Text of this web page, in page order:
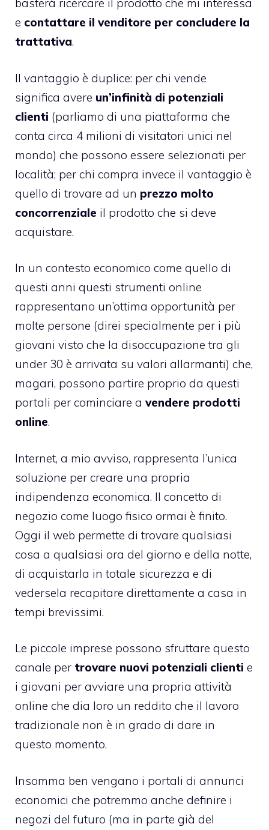
basterà ricercare il prodotto che mi interessa
e contattare il venditore per concludere la
trattativa.
Il vantaggio è duplice: per chi vende
significa avere un’infinità di potenziali
clienti (parliamo di una piattaforma che
conta circa 4 milioni di visitatori unici nel
mondo) che possono essere selezionati per
località; per chi compra invece il vantaggio è
quello di trovare ad un prezzo molto
concorrenziale il prodotto che si deve
acquistare.
In un contesto economico come quello di
questi anni questi strumenti online
rappresentano un’ottima opportunità per
molte persone (direi specialmente per i più
giovani visto che la disoccupazione tra gli
under 30 è arrivata su valori allarmanti) che,
magari, possono partire proprio da questi
portali per cominciare a vendere prodotti
online.
Internet, a mio avviso, rappresenta l’unica
soluzione per creare una propria
indipendenza economica. Il concetto di
negozio come luogo fisico ormai è finito.
Oggi il web permette di trovare qualsiasi
cosa a qualsiasi ora del giorno e della notte,
di acquistarla in totale sicurezza e di
vedersela recapitare direttamente a casa in
tempi brevissimi.
Le piccole imprese possono sfruttare questo
canale per trovare nuovi potenziali clienti e
i giovani per avviare una propria attività
online che dia loro un reddito che il lavoro
tradizionale non è in grado di dare in
questo momento.
Insomma ben vengano i portali di annunci
economici che potremmo anche definire i
negozi del futuro (ma in parte già del